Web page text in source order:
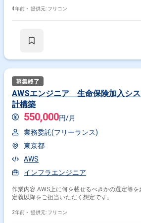
4年前・ 提供元: フリコン
AWSエンジニア 生命保険加入シ
計構築
550,000円/月
業務委託(フリーランス)
東京都
AWS
インフラエンジニア
作業内容 AWS上に何を載せるべきかの選定等
定義以降をご担当いただく想定です。
2年前・ 提供元: フリコン